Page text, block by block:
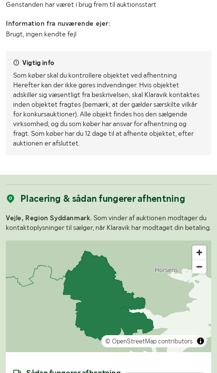
Genstanden har været i brug frem til auktionsstart
Information fra nuværende ejer:
Brugt, ingen kendte fejl
Vigtig info
Som køber skal du kontrollere objektet ved afhentning
Herefter kan der ikke gøres indvendinger. Hvis objektet
adskiller sig væsentligt fra beskrivelsen, skal Klaravik kontaktes
inden objektet fragtes (bemærk, at der gælder særskilte vilkår
for konkursauktioner). Alle objekt findes hos den sælgende
virksomhed, og du som køber har ansvar for afhentning og
fragt. Som køber har du 12 dage til at afhente objektet, efter
auktionen er afsluttet.
Placering & sådan fungerer afhentning
Vejle, Region Syddanmark. Som vinder af auktionen modtager du
kontaktoplysninger til sælger, når Klaravik har modtaget din betaling.
© OpenStreetMap contributors